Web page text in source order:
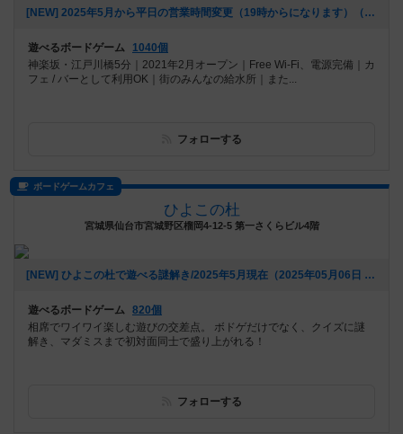
[NEW] 2025年5月から平日の営業時間変更（19時からになります）（2025年06月20日 16時25分）
遊べるボードゲーム
1040個
神楽坂・江戸川橋5分｜2021年2月オープン｜Free Wi-Fi、電源完備｜カ
フェ / バーとして利用OK｜街のみんなの給水所｜また...
フォローする
ボードゲームカフェ
ひよこの杜
宮城県仙台市宮城野区榴岡4-12-5 第一さくらビル4階
[NEW] ひよこの杜で遊べる謎解き/2025年5月現在（2025年05月06日 14時03分）
遊べるボードゲーム 820個
相席でワイワイ楽しむ遊びの交差点。 ボドゲだけでなく、クイズに謎
解き、マダミスまで初対面同士で盛り上がれる！
フォローする